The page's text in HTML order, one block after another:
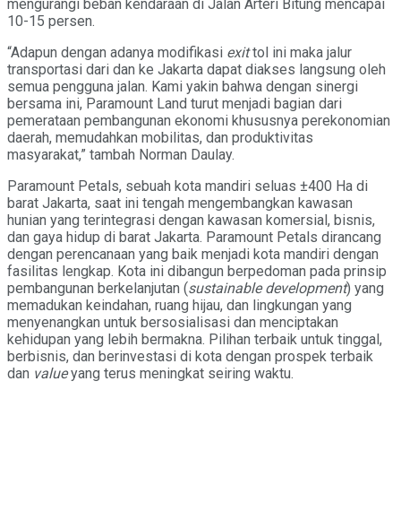
mengurangi beban kendaraan di Jalan Arteri Bitung mencapai
10-15 persen.
“Adapun dengan adanya modifikasi exittol ini maka jalur
transportasi dari dan ke Jakarta dapat diakses langsung oleh
semua pengguna jalan. Kami yakin bahwa dengan sinergi
bersama ini, Paramount Land turut menjadi bagian dari
pemerataan pembangunan ekonomi khususnya perekonomian
daerah, memudahkan mobilitas, dan produktivitas
masyarakat,” tambah Norman Daulay.
Paramount Petals, sebuah kota mandiri seluas ±400 Ha di
barat Jakarta, saat ini tengah mengembangkan kawasan
hunian yang terintegrasi dengan kawasan komersial, bisnis,
dan gaya hidup di barat Jakarta. Paramount Petals dirancang
dengan perencanaan yang baik menjadi kota mandiri dengan
fasilitas lengkap. Kota ini dibangun berpedoman pada prinsip
pembangunan berkelanjutan (sustainable development) yang
memadukan keindahan, ruang hijau, dan lingkungan yang
menyenangkan untuk bersosialisasi dan menciptakan
kehidupan yang lebih bermakna. Pilihan terbaik untuk tinggal,
berbisnis, dan berinvestasi di kota dengan prospek terbaik
dan valueyang terus meningkat seiring waktu.